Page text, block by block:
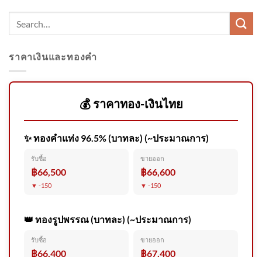
enlighten
ข่าวสารจากกรุมอุตุนิยมวิทยา
สบอ.3 เผยผลชันสูตร “ลูกช้างป่า
ราคาเงินและทองคำ
💰 ราคาทอง-เงินไทย
✨ ทองคำแท่ง 96.5% (บาทละ) (~ประมาณการ)
รับซื้อ
฿66,500
▼ -150
ขายออก
฿66,600
▼ -150
👑 ทองรูปพรรณ (บาทละ) (~ประมาณการ)
รับซื้อ
฿66,400
ขายออก
฿67,400